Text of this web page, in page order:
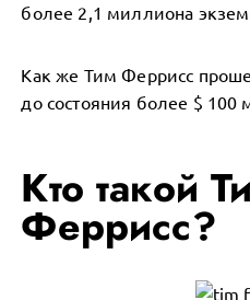
более 2,1 миллиона
Как же Тим Феррисс
до состояния более $ 100
Кто такой
Феррисс?